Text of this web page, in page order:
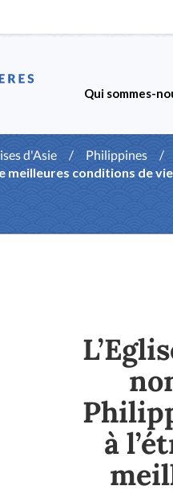
Qui sommes-
d'Asie / Philippines /
meilleures conditions de vie
à